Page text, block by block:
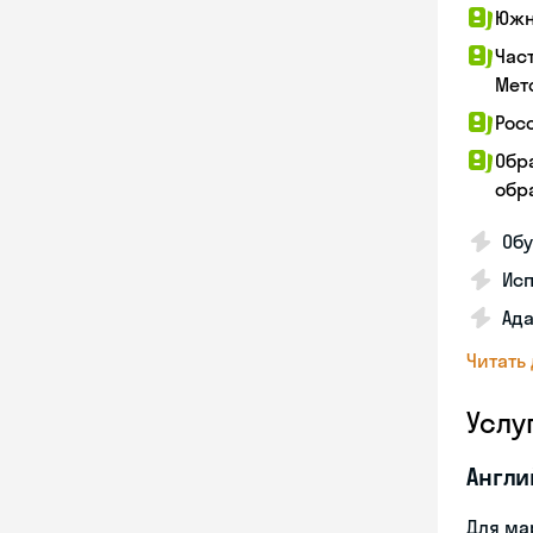
Для